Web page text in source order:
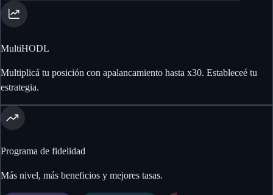
MultiHODL
Multiplicá tu posición con apalancamiento hasta x30. Estableceé tu
estrategia.
Programa de fidelidad
Más nivel, más beneficios y mejores tasas.